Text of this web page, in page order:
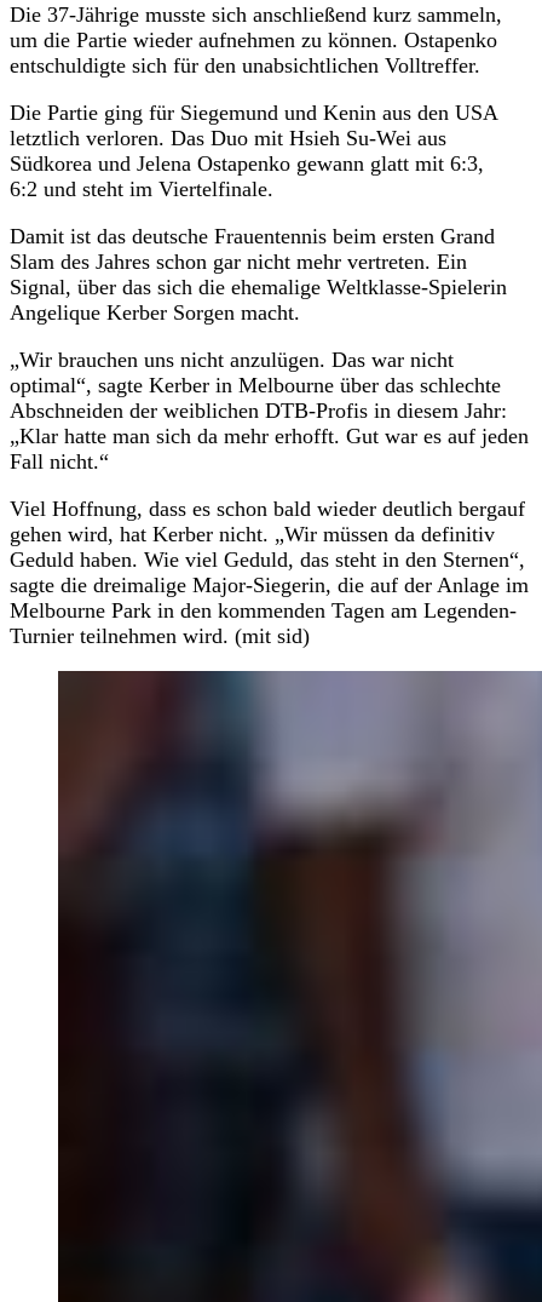
Die 37-Jährige musste sich anschließend kurz sammeln,
um die Partie wieder aufnehmen zu können. Ostapenko
entschuldigte sich für den unabsichtlichen Volltreffer.
Die Partie ging für Siegemund und Kenin aus den USA
letztlich verloren. Das Duo mit Hsieh Su-Wei aus
Südkorea und Jelena Ostapenko gewann glatt mit 6:3,
6:2 und steht im Viertelfinale.
Damit ist das deutsche Frauentennis beim ersten Grand
Slam des Jahres schon gar nicht mehr vertreten. Ein
Signal, über das sich die ehemalige Weltklasse-Spielerin
Angelique Kerber Sorgen macht.
„Wir brauchen uns nicht anzulügen. Das war nicht
optimal“, sagte Kerber in Melbourne über das schlechte
Abschneiden der weiblichen DTB-Profis in diesem Jahr:
„Klar hatte man sich da mehr erhofft. Gut war es auf jeden
Fall nicht.“
Viel Hoffnung, dass es schon bald wieder deutlich bergauf
gehen wird, hat Kerber nicht. „Wir müssen da definitiv
Geduld haben. Wie viel Geduld, das steht in den Sternen“,
sagte die dreimalige Major-Siegerin, die auf der Anlage im
Melbourne Park in den kommenden Tagen am Legenden-
Turnier teilnehmen wird. (mit sid)